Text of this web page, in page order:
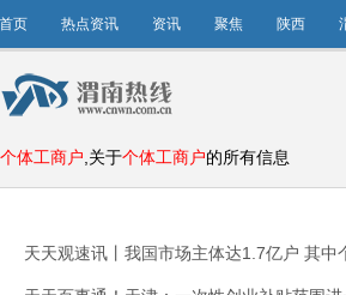
首页 热点资讯 资讯 聚焦 陕西
个体工商户 ,关于个体工商户的所有信息
天天观速讯丨我国市场主体达1.7亿户 其